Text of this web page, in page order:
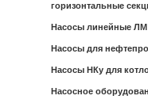
горизонтальные
Насосы линейные ЛМ
Насосы для
Насосы НКу для
Насосное